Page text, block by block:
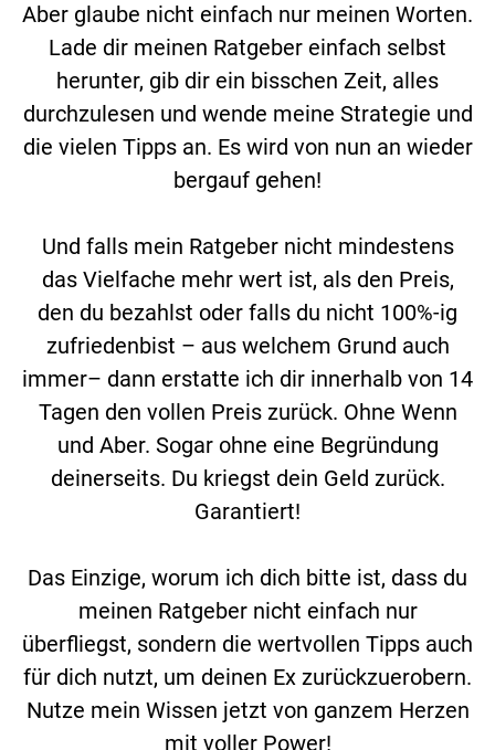
Aber glaube nicht einfach nur meinen Worten.
Lade dir meinen Ratgeber einfach selbst
herunter, gib dir ein bisschen Zeit, alles
durchzulesen und wende meine Strategie und
die vielen Tipps an. Es wird von nun an wieder
bergauf gehen!
Und falls mein Ratgeber nicht mindestens
das Vielfache mehr wert ist, als den Preis,
den du bezahlst oder falls du nicht 100%-ig
zufriedenbist – aus welchem Grund auch
immer– dann erstatte ich dir innerhalb von 14
Tagen den vollen Preis zurück. Ohne Wenn
und Aber. Sogar ohne eine Begründung
deinerseits. Du kriegst dein Geld zurück.
Garantiert!
Das Einzige, worum ich dich bitte ist, dass du
meinen Ratgeber nicht einfach nur
überfliegst, sondern die wertvollen Tipps auch
für dich nutzt, um deinen Ex zurückzuerobern.
Nutze mein Wissen jetzt von ganzem Herzen
mit voller Power!